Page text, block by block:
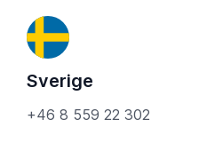
Sverige
+46 8 559 22 302